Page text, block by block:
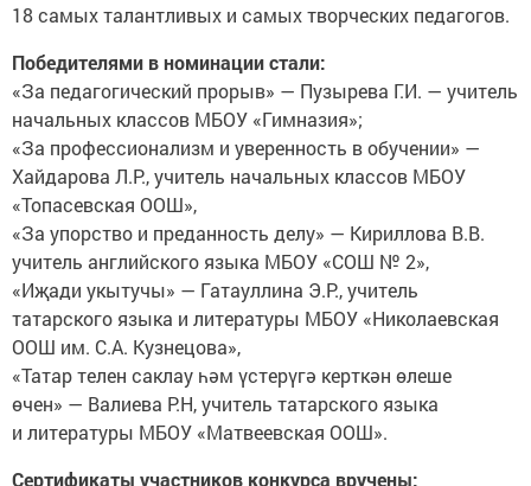
18 самых талантливых и самых творческих педагогов.
Победителями в номинации стали:
«За педагогический прорыв» — Пузырева Г.И. — учитель
начальных классов МБОУ «Гимназия»;
«За профессионализм и уверенность в обучении» —
Хайдарова Л.Р., учитель начальных классов МБОУ
«Топасевская ООШ»,
«За упорство и преданность делу» — Кириллова В.В.
учитель английского языка МБОУ «СОШ № 2»,
«Иҗади укытучы» — Гатауллина Э.Р., учитель
татарского языка и литературы МБОУ «Николаевская
ООШ им. С.А. Кузнецова»,
«Татар телен саклау һәм үстерүгә керткән өлеше
өчен» — Валиева Р.Н, учитель татарского языка
и литературы МБОУ «Матвеевская ООШ».
Сертификаты участников конкурса вручены: